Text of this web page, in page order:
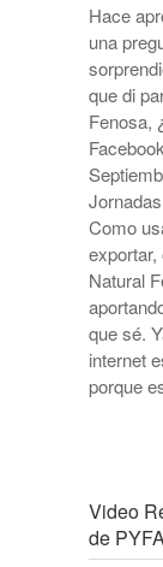
Hace
una
que di
Fenosa,
Como
exportar,
Natural
que sé.
internet
porque
Video
de